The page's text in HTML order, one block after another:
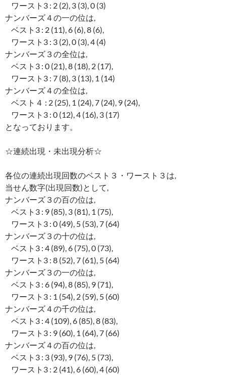
ワースト3 : 2 (2), 3 (3), 0 (3)
ナンバーズ４の一の位は,
ベスト3 : 2 (11), 6 (6), 8 (6),
ワースト3 : 3 (2), 0 (3), 4 (4)
ナンバーズ３の全位は,
ベスト3 : 0 (21), 8 (18), 2 (17),
ワースト3 : 7 (8), 3 (13), 1 (14)
ナンバーズ４の全位は,
ベスト４ : 2 (25), 1 (24), 7 (24), 9 (24),
ワースト3 : 0 (12), 4 (16), 3 (17)
となっております。
☆連続出現・未出現分析☆
各位の連続出現回数のベスト３・ワースト３は,
当せん数字(出現回数)として,
ナンバーズ３の百の位は,
ベスト3 : 9 (85), 3 (81), 1 (75),
ワースト3 : 0 (49), 5 (53), 7 (64)
ナンバーズ３の十の位は,
ベスト3 : 4 (89), 6 (75), 0 (73),
ワースト3 : 8 (52), 7 (61), 5 (64)
ナンバーズ３の一の位は,
ベスト3 : 6 (94), 8 (85), 9 (71),
ワースト3 : 1 (54), 2 (59), 5 (60)
ナンバーズ４の千の位は,
ベスト3 : 4 (109), 6 (85), 8 (83),
ワースト3 : 9 (60), 1 (64), 7 (66)
ナンバーズ４の百の位は,
ベスト3 : 3 (93), 9 (76), 5 (73),
ワースト3 : 2 (41), 6 (60), 4 (60)